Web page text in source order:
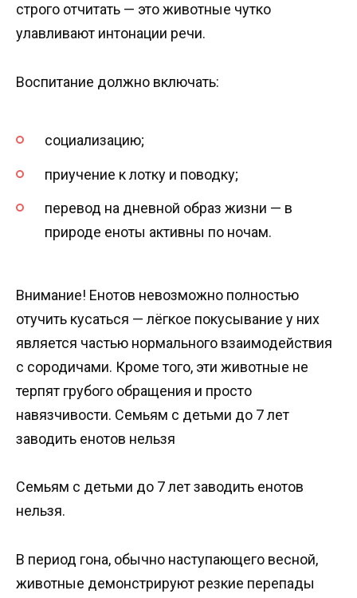
строго отчитать — это животные чутко
улавливают интонации речи.
Воспитание должно включать:
социализацию;
приучение к лотку и поводку;
перевод на дневной образ жизни — в
природе еноты активны по ночам.
Внимание! Енотов невозможно полностью
отучить кусаться — лёгкое покусывание у них
является частью нормального взаимодействия
с сородичами. Кроме того, эти животные не
терпят грубого обращения и просто
навязчивости. Семьям с детьми до 7 лет
заводить енотов нельзя
Семьям с детьми до 7 лет заводить енотов
нельзя.
В период гона, обычно наступающего весной,
животные демонстрируют резкие перепады